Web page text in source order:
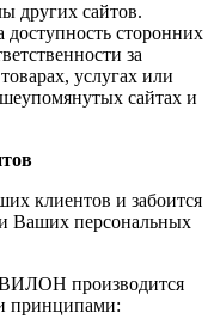
других сайтов.
сторонних
за
услугах или
сайтах и
клиентов и забоится
Ваших персональных
производится
принципами: